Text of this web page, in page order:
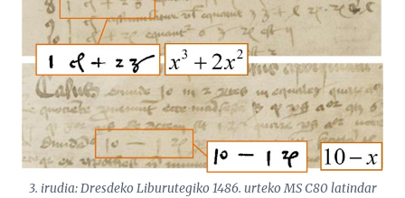
3. irudia: Dresdeko Liburutegiko 1486. urteko MS C80 latindar